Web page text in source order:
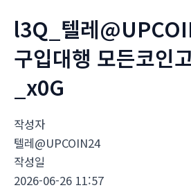
l3Q_텔레
구입대행 모든코인
_x0G
작성자
텔레@UPCOIN24
작성일
2026-06-26 11:57